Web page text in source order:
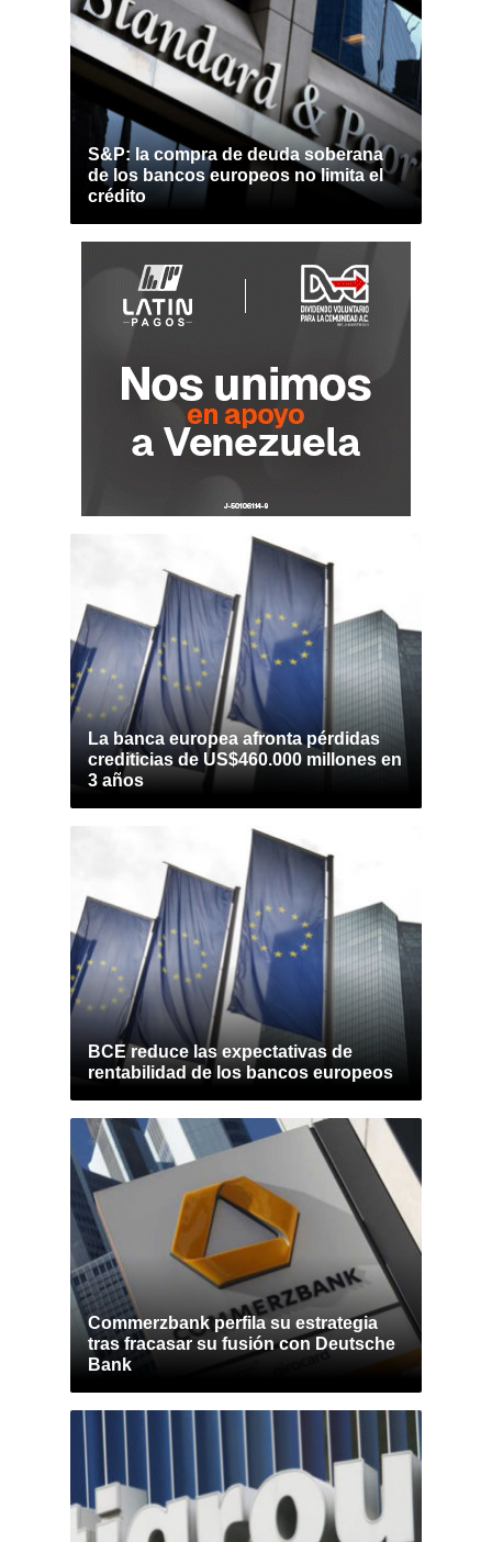
S&P: la compra de deuda soberana
de los bancos europeos no limita el
crédito
La banca europea afronta pérdidas
crediticias de US$460.000 millones en
3 años
BCE reduce las expectativas de
rentabilidad de los bancos europeos
Commerzbank perfila su estrategia
tras fracasar su fusión con Deutsche
Bank